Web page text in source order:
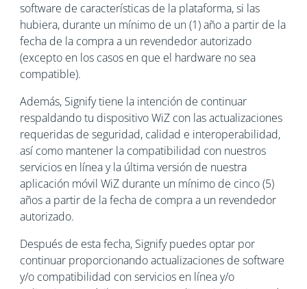
software de características de la plataforma, si las
hubiera, durante un mínimo de un (1) año a partir de la
fecha de la compra a un revendedor autorizado
(excepto en los casos en que el hardware no sea
compatible).
Además, Signify tiene la intención de continuar
respaldando tu dispositivo WiZ con las actualizaciones
requeridas de seguridad, calidad e interoperabilidad,
así como mantener la compatibilidad con nuestros
servicios en línea y la última versión de nuestra
aplicación móvil WiZ durante un mínimo de cinco (5)
años a partir de la fecha de compra a un revendedor
autorizado.
Después de esta fecha, Signify puedes optar por
continuar proporcionando actualizaciones de software
y/o compatibilidad con servicios en línea y/o